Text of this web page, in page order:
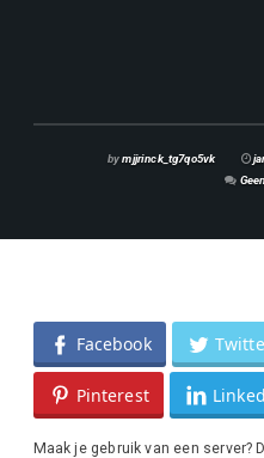
bymjjrinck_tg7qo5vk
Facebook
Pinterest
Maak je gebruik van een